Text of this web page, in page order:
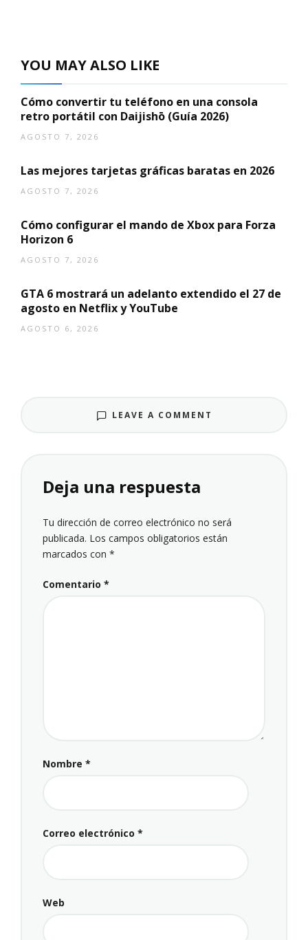
YOU MAY ALSO LIKE
Cómo convertir tu teléfono en una consola
retro portátil con Daijishō (Guía 2026)
AGOSTO 7, 2026
Las mejores tarjetas gráficas baratas en 2026
AGOSTO 7, 2026
Cómo configurar el mando de Xbox para Forza
Horizon 6
AGOSTO 7, 2026
GTA 6 mostrará un adelanto extendido el 27 de
agosto en Netflix y YouTube
AGOSTO 6, 2026
LEAVE A COMMENT
Deja una respuesta
Tu dirección de correo electrónico no será
publicada. Los campos obligatorios están
marcados con *
Comentario *
Nombre *
Correo electrónico *
Web